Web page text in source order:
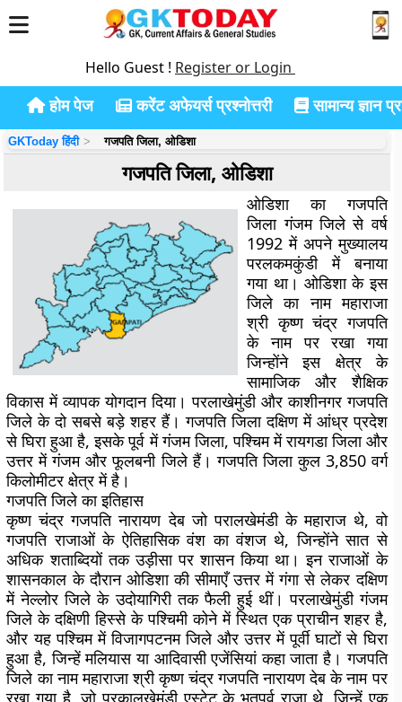
Hello Guest ! Register or Login
होम पेज करेंट अफेयर्स प्रश्नोत्तरी सामान्य ज्ञान
GKToday हिंदी गजपति जिला, ओडिशा
गजपति जिला, ओडिशा
ओडिशा का गजपति
जिला गंजम जिले से वर्ष
1992 में अपने मुख्यालय
परलकमकुंडी में बनाया
गया था। ओडिशा के इस
जिले का नाम महाराजा
श्री कृष्ण चंद्र गजपति
के नाम पर रखा गया
जिन्होंने इस क्षेत्र के
सामाजिक और शैक्षिक
विकास में व्यापक योगदान दिया। परलाखेमुंडी और काशीनगर गजपति
जिले के दो सबसे बड़े शहर हैं। गजपति जिला दक्षिण में आंध्र प्रदेश
से घिरा हुआ है, इसके पूर्व में गंजम जिला, पश्चिम में रायगडा जिला और
उत्तर में गंजम और फूलबनी जिले हैं। गजपति जिला कुल 3,850 वर्ग
किलोमीटर क्षेत्र में है।
गजपति जिले का इतिहास
कृष्ण चंद्र गजपति नारायण देब जो परालखेमंडी के महाराज थे, वो
गजपति राजाओं के ऐतिहासिक वंश का वंशज थे, जिन्होंने सात से
अधिक शताब्दियों तक उड़ीसा पर शासन किया था। इन राजाओं के
शासनकाल के दौरान ओडिशा की सीमाएँ उत्तर में गंगा से लेकर दक्षिण
में नेल्लोर जिले के उदोयागिरी तक फैली हुई थीं। परलाखेमुंडी गंजम
जिले के दक्षिणी हिस्से के पश्चिमी कोने में स्थित एक प्राचीन शहर है,
और यह पश्चिम में विजागपटनम जिले और उत्तर में पूर्वी घाटों से घिरा
हुआ है, जिन्हें मलियास या आदिवासी एजेंसियां ​​कहा जाता है। गजपति
जिले का नाम महाराजा श्री कृष्ण चंद्र गजपति नारायण देब के नाम पर
रखा गया है, जो परकालखेमुंडी एस्टेट के भूतपूर्व राजा थे, जिन्हें एक